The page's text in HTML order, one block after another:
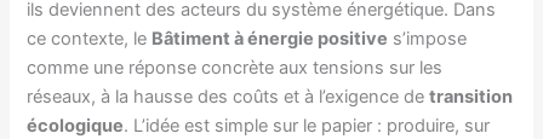
ils deviennent des acteurs du système énergétique. Dans
ce contexte, le Bâtiment à énergie positive s’impose
comme une réponse concrète aux tensions sur les
réseaux, à la hausse des coûts et à l’exigence detransition
écologique. L’idée est simple sur le papier : produire, sur